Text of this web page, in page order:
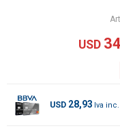
USD
USD 28,93